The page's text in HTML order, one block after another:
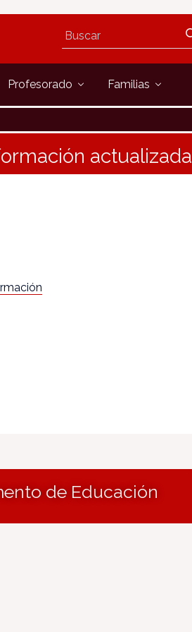
Profesorado Familias
actualizada
de Educación